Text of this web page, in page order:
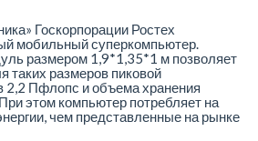
Госкорпорации Ростех
мобильный суперкомпьютер.
размером 1,9*1,35*1 м позволяет
таких размеров пиковой
2,2 Пфлопс и объема хранения
этом компьютер потребляет на
чем представленные на рынке